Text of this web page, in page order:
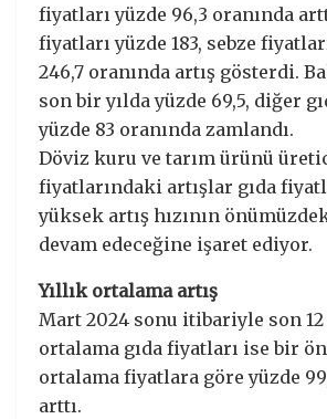
fiyatları yüzde 96,3 oranında
fiyatları yüzde 183, sebze
246,7 oranında artış gösterdi.
son bir yılda yüzde 69,5, diğer
yüzde 83 oranında zamlandı.
Döviz kuru ve tarım ürünü
fiyatlarındaki artışlar gıda
yüksek artış hızının
devam edeceğine işaret ediyor.
Yıllık ortalama artış
Mart 2024 sonu itibariyle son 12
ortalama gıda fiyatları ise bir
ortalama fiyatlara göre yüzde
arttı.